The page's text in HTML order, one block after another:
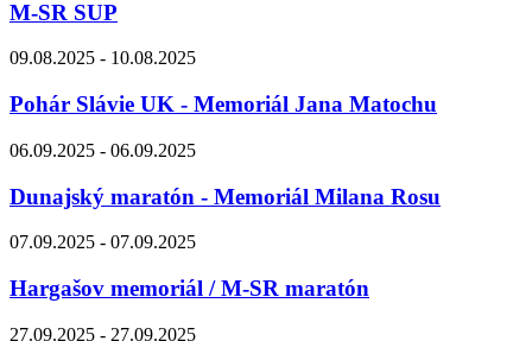
M-SR SUP
09.08.2025 - 10.08.2025
Pohár Slávie UK - Memoriál Jana Matochu
06.09.2025 - 06.09.2025
Dunajský maratón - Memoriál Milana Rosu
07.09.2025 - 07.09.2025
Hargašov memoriál / M-SR maratón
27.09.2025 - 27.09.2025